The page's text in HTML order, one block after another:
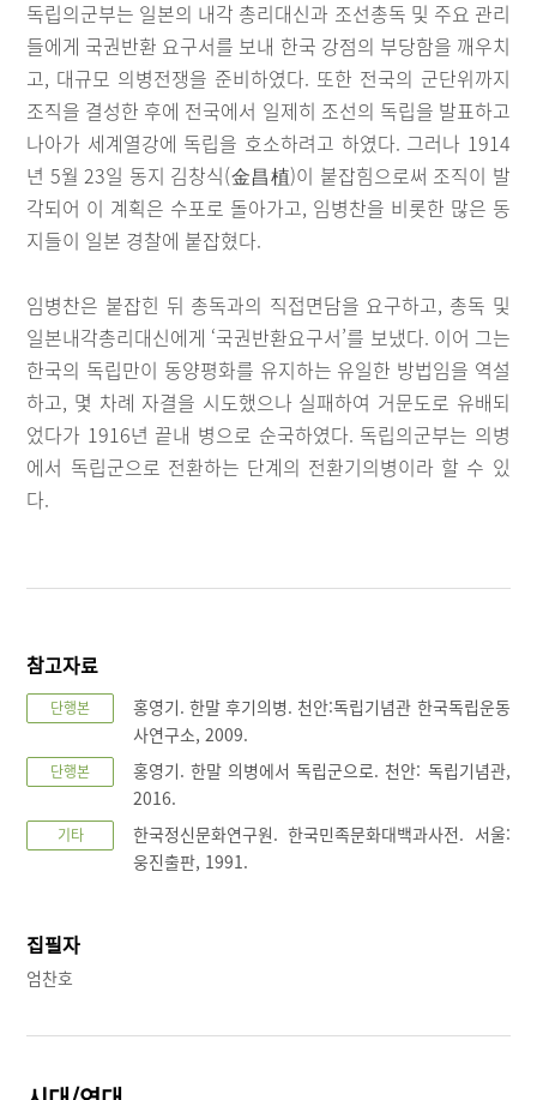
독립의군부는 일본의 내각 총리대신과 조선총독 및 주요 관리
들에게 국권반환 요구서를 보내 한국 강점의 부당함을 깨우치
고, 대규모 의병전쟁을 준비하였다. 또한 전국의 군단위까지
조직을 결성한 후에 전국에서 일제히 조선의 독립을 발표하고
나아가 세계열강에 독립을 호소하려고 하였다. 그러나 1914
년 5월 23일 동지 김창식(金昌植)이 붙잡힘으로써 조직이 발
각되어 이 계획은 수포로 돌아가고, 임병찬을 비롯한 많은 동
지들이 일본 경찰에 붙잡혔다.
임병찬은 붙잡힌 뒤 총독과의 직접면담을 요구하고, 총독 및
일본내각총리대신에게 ‘국권반환요구서’를 보냈다. 이어 그는
한국의 독립만이 동양평화를 유지하는 유일한 방법임을 역설
하고, 몇 차례 자결을 시도했으나 실패하여 거문도로 유배되
었다가 1916년 끝내 병으로 순국하였다. 독립의군부는 의병
에서 독립군으로 전환하는 단계의 전환기의병이라 할 수 있
다.
참고자료
단행본
홍영기. 한말 후기의병. 천안:독립기념관 한국독립운동
사연구소, 2009.
단행본
홍영기. 한말 의병에서 독립군으로. 천안: 독립기념관,
2016.
기타
한국정신문화연구원. 한국민족문화대백과사전. 서울:
웅진출판, 1991.
집필자
엄찬호